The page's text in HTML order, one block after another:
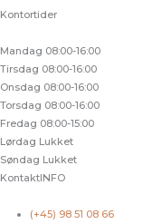
Kontortider
Mandag 08:00-16:00
Tirsdag 08:00-16:00
Onsdag 08:00-16:00
Torsdag 08:00-16:00
Fredag 08:00-15:00
Lørdag Lukket
Søndag Lukket
KontaktINFO
(+45) 98 51 08 66